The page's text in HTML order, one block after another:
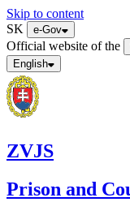
Skip to content
SK
e-Gov
Official website of the
English
ZVJS
Prison and